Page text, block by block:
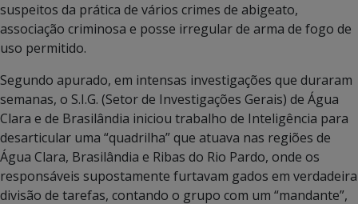
suspeitos da prática de vários crimes de abigeato,
associação criminosa e posse irregular de arma de fogo de
uso permitido.
Segundo apurado, em intensas investigações que duraram
semanas, o S.I.G. (Setor de Investigações Gerais) de Água
Clara e de Brasilândia iniciou trabalho de Inteligência para
desarticular uma “quadrilha” que atuava nas regiões de
Água Clara, Brasilândia e Ribas do Rio Pardo, onde os
responsáveis supostamente furtavam gados em verdadeira
divisão de tarefas, contando o grupo com um “mandante”,